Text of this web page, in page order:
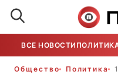
ВСЕ НОВОСТИ
Общество Политика